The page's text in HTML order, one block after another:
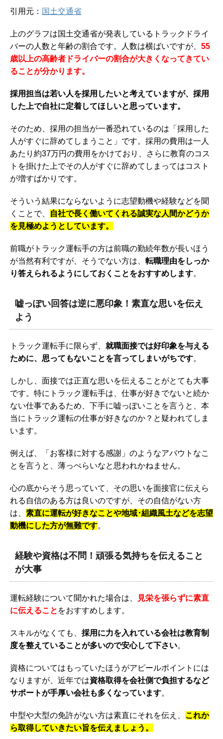
引用元： 国土交通省
上のグラフは国土交通省が発表しているトラックドライ
バーの人数と年齢の割合です。人数は横ばいですが、 55
歳以上の高齢者ドライバーの割合が大きくなってきてい
ることが分かります。
採用担当は若い人を採用したいと考えていますが、採用
した上で自社に定着してほしいと思っています。
そのため、採用の担当が一番恐れているのは「採用した
人がすぐに辞めてしまうこと」です。採用の費用は一人
あたり約37万円の費用をかけており、さらに教育のコス
トを掛けた上でその人がすぐに辞めてしまってはコスト
が増すばかりです。
そういう結果にならないように志望動機や経験などを聞
くことで、
自社で長く働いてくれる誠実な人間かどうか
を見極めようとしています。
前職がトラック運転手の方は前職の勤続年数が長いほう
が当然有利ですが、そうでない方は、 転職理由をしっか
り答えられるようにしておくことをおすすめします。
嘘っぽい回答は逆に悪印象！素直な思いを伝え
よう
トラック運転手に限らず、 就職面接では好印象を与える
ために、思ってもないことを言ってしまいがちです。
しかし、面接では正直な思いを伝えることがとても大事
です。特にトラック運転手は、仕事が好きでないと続か
ない仕事であるため、下手に嘘っぽいことを言うと、本
当にトラック運転の仕事が好きなのか？と疑われてしま
います。
例えば、「お客様に対する感謝」のようなアバウトなこ
とを言うと、薄っぺらいなと思われかねません。
心の底からそう思っていて、その思いを面接官に伝えら
れる自信のある方は良いのですが、その自信がない方
は、 素直に運転が好きなことや地域･組織風土などを志望
動機にした方が無難です。
経験や資格は不問！頑張る気持ちを伝えること
が大事
運転経験について聞かれた場合は、
見栄を張らずに素直
に伝えること をおすすめします。
スキルがなくても、 採用に力を入れている会社は教育制
度を整えていることが多いので安心して下さい。
資格についてはもっていたほうがアピールポイントには
なりますが、近年では資格取得を会社側で負担するなど
サポートが手厚い会社も多くなっています。
中型や大型の免許がない方は素直にそれを伝え、 これか
ら取得していきたい旨を伝えましょう。